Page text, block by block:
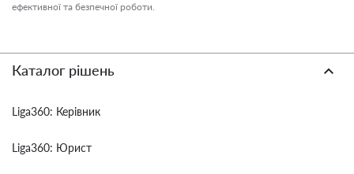
ефективної та безпечної роботи.
Каталог рішень
Liga360: Керівник
Liga360: Юрист